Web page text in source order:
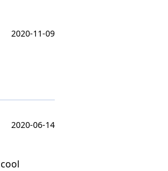
2020-11-09
2020-06-14